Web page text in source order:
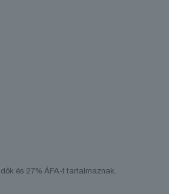
és 27% ÁFA-t tartalmaznak.